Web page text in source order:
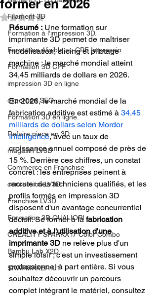
Filament 3D
Formation à l'impression 3D.
Formation éligible au CPF Impressio
Formation 3D CPF
impression 3D en ligne
expert en SEO
Formation 3D en ligne.
Refaire piece en 3D
magasin LV3D
Commerce en Franchise
concession LV3D
Franchise LV3D
Formation 3D QUALIOPI
CREALITY SPARKX i7 Color Combo
Bambu Lab X2D
SNAPMAKER U1
former en 2026
Noté NaN étoiles sur 5.
Résumé : Une formation sur
imprimante 3D permet de maîtriser
modélisation, slicing et pilotage
machine ; le marché mondial atteint
34,45 milliards de dollars en 2026.
En 2026, le marché mondial de la
fabrication additive est estimé à 34,45
milliards de dollars selon Mordor
Intelligence, avec un taux de
croissance annuel composé de près de
15 %. Derrière ces chiffres, un constat
concret : les entreprises peinent à
recruter des techniciens qualifiés, et les
profils formés en impression 3D
disposent d'un avantage concurrentiel
décisif. Se former à la fabrication
additive et à l'utilisation d'une
imprimante 3D ne relève plus d'un
simple loisir ; c'est un investissement
professionnel à part entière. Si vous
souhaitez découvrir un parcours
complet intégrant le matériel, consultez